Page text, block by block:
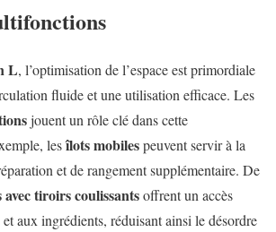
L, l’optimisation de l’espace est primordiale
fluide et une utilisation efficace. Les
jouent un rôle clé dans cette
lesîlots mobilespeuvent servir à la
et de rangement supplémentaire. De
tiroirs coulissantsoffrent un accès
aux ingrédients, réduisant ainsi le désordre